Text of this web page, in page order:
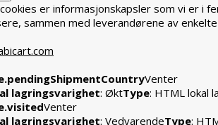
er informasjonskapsler som vi er i
sammen med leverandørene av enkelte
Venter
lagringsvarighet: ØktType: HTML lokal
Venter
lagringsvarighet: VedvarendeType: